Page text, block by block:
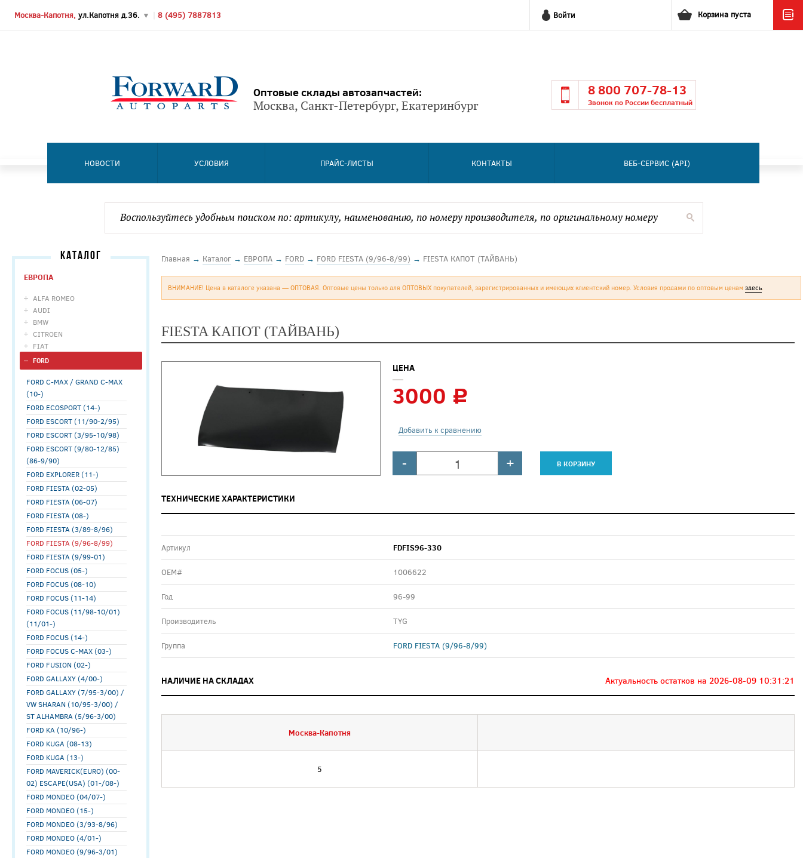
Москва-Капотня, ул.Капотня д.36. ▼ 8 (495) 7887813 Войти Корзина пуста
Оптовые склады автозапчастей:
Москва, Санкт-Петербург, Екатеринбург
8 800 707-78-13
Звонок по России бесплатный
НОВОСТИ УСЛОВИЯ ПРАЙС-ЛИСТЫ КОНТАКТЫ ВЕБ-СЕРВИС (API)
КАТАЛОГ
ЕВРОПА
ALFA ROMEO
AUDI
BMW
CITROEN
FIAT
FORD
FORD C-MAX / GRAND C-MAX
(10-)
FORD ECOSPORT (14-)
FORD ESCORT (11/90-2/95)
FORD ESCORT (3/95-10/98)
FORD ESCORT (9/80-12/85)
(86-9/90)
FORD EXPLORER (11-)
FORD FIESTA (02-05)
FORD FIESTA (06-07)
FORD FIESTA (08-)
FORD FIESTA (3/89-8/96)
FORD FIESTA (9/96-8/99)
FORD FIESTA (9/99-01)
FORD FOCUS (05-)
FORD FOCUS (08-10)
FORD FOCUS (11-14)
FORD FOCUS (11/98-10/01)
(11/01-)
FORD FOCUS (14-)
FORD FOCUS C-MAX (03-)
FORD FUSION (02-)
FORD GALLAXY (4/00-)
FORD GALLAXY (7/95-3/00) /
VW SHARAN (10/95-3/00) /
ST ALHAMBRA (5/96-3/00)
FORD KA (10/96-)
FORD KUGA (08-13)
FORD KUGA (13-)
FORD MAVERICK(EURO) (00-
02) ESCAPE(USA) (01-/08-)
FORD MONDEO (04/07-)
FORD MONDEO (15-)
FORD MONDEO (3/93-8/96)
FORD MONDEO (4/01-)
FORD MONDEO (9/96-3/01)
Главная → Каталог → ЕВРОПА → FORD → FORD FIESTA (9/96-8/99) → FIESTA КАПОТ (ТАЙВАНЬ)
ВНИМАНИЕ! Цена в каталоге указана — ОПТОВАЯ. Оптовые цены только для ОПТОВЫХ покупателей, зарегистрированных и имеющих клиентский номер. Условия продажи по оптовым ценам здесь.
FIESTA КАПОТ (ТАЙВАНЬ)
ЦЕНА
3000 c
Добавить к сравнению
- + В КОРЗИНУ
ТЕХНИЧЕСКИЕ ХАРАКТЕРИСТИКИ
Артикул FDFIS96-330
ОЕМ# 1006622
Год 96-99
Производитель TYG
Группа FORD FIESTA (9/96-8/99)
НАЛИЧИЕ НА СКЛАДАХ Актуальность остатков на 2026-08-09 10:31:21
Москва-Капотня
5